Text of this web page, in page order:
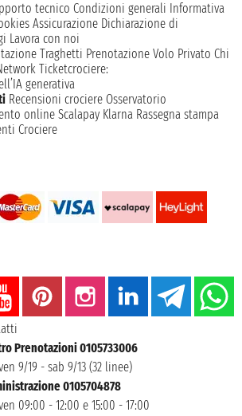
tecnico Condizioni generali Informativa
Assicurazione Dichiarazione di
Lavora con noi
Traghetti Prenotazione Volo Privato Chi
Ticketcrociere:
generativa
Recensioni crociere Osservatorio
online Scalapay Klarna Rassegna stampa
Crociere
Prenotazioni 0105733006
9/19 - sab 9/13 (32 linee)
0105704878
09:00 - 12:00 e 15:00 - 17:00